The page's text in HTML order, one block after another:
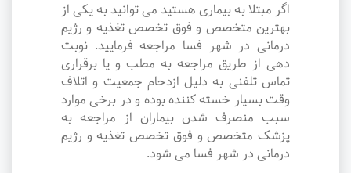
اگر مبتلا به بیماری هستید می توانید به یکی از
بهترین متخصص و فوق تخصص تغذیه و رژیم
درمانی در شهر فسا مراجعه فرمایید. نوبت
دهی از طریق مراجعه به مطب و یا برقراری
تماس تلفنی به دلیل ازدحام جمعیت و اتلاف
وقت بسیار خسته کننده بوده و در برخی موارد
سبب منصرف شدن بیماران از مراجعه به
پزشک متخصص و فوق تخصص تغذیه و رژیم
درمانی در شهر فسا می شود.